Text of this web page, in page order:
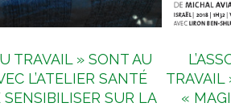
TRAVAIL » SONT AU
L’ATELIER SANTÉ
SUR LA
TRAVAIL
«